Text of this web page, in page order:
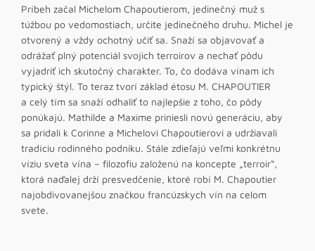
Príbeh začal Michelom Chapoutierom, jedinečný muž s
túžbou po vedomostiach, určite jedinečného druhu. Michel je
otvorený a vždy ochotný učiť sa. Snaží sa objavovať a
odrážať plný potenciál svojich terroirov a nechať pôdu
vyjadriť ich skutočný charakter. To, čo dodáva vínam ich
typický štýl. To teraz tvorí základ étosu M. CHAPOUTIER
a celý tím sa snaží odhaliť to najlepšie z toho, čo pôdy
ponúkajú. Mathilde a Maxime priniesli novú generáciu, aby
sa pridali k Corinne a Michelovi Chapoutierovi a udržiavali
tradíciu rodinného podniku. Stále zdieľajú veľmi konkrétnu
víziu sveta vína – filozofiu založenú na koncepte „terroir“,
ktorá naďalej drží presvedčenie, ktoré robí M. Chapoutier
najobdivovanejšou značkou francúzskych vín na celom
svete.